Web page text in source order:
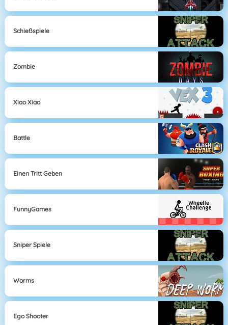
Schießspiele
Zombie
Xiao Xiao
Battle
Einen Tritt Geben
FunnyGames
Sniper Spiele
Worms
Ego Shooter